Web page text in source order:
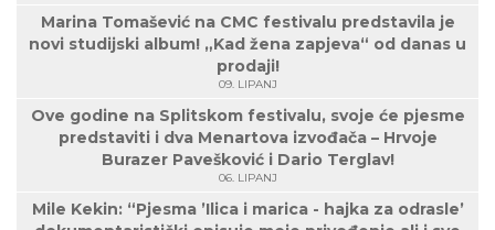
Marina Tomašević na CMC festivalu predstavila je
novi studijski album! „Kad žena zapjeva“ od danas u
prodaji!
09. LIPANJ
Ove godine na Splitskom festivalu, svoje će pjesme
predstaviti i dva Menartova izvođača – Hrvoje
Burazer Pavešković i Dario Terglav!
06. LIPANJ
Mile Kekin: “Pjesma ’Ilica i marica - hajka za odrasle’